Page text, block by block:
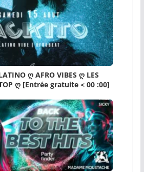
ღ AFRO VIBES ღ LES
ღ [Entrée gratuite < 00 :00]